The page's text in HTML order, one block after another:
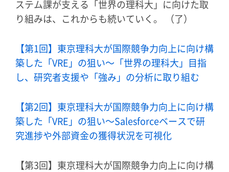
ステム課が支える「世界の理科大」に向けた取
り組みは、これからも続いていく。 （了）
【第1回】東京理科大が国際競争力向上に向け構
築した「VRE」の狙い～「世界の理科大」目指
し、研究者支援や「強み」の分析に取り組む
【第2回】東京理科大が国際競争力向上に向け構
築した「VRE」の狙い～Salesforceベースで研
究進捗や外部資金の獲得状況を可視化
【第3回】東京理科大が国際競争力向上に向け構